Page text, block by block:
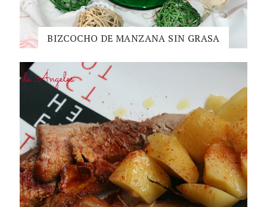
BIZCOCHO DE MANZANA SIN GRASA